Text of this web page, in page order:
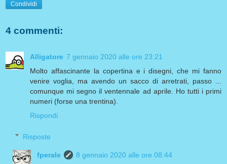
Condividi
4 commenti:
Alligatore 7 gennaio 2020 alle ore 23:21
Molto affascinante la copertina e i disegni, che mi fanno
venire voglia, ma avendo un sacco di arretrati, passo ...
comunque mi segno il ventennale ad aprile. Ho tutti i primi
numeri (forse una trentina).
Rispondi
Risposte
fperale
8 gennaio 2020 alle ore 08:44